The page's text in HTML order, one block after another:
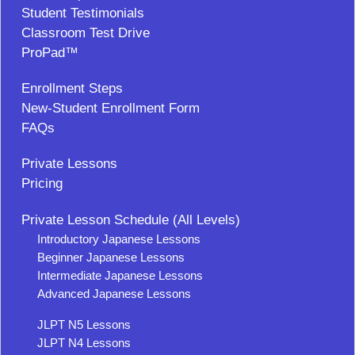
Student Testimonials
Classroom Test Drive
ProPad™
Enrollment Steps
New-Student Enrollment Form
FAQs
Private Lessons
Pricing
Private Lesson Schedule (All Levels)
Introductory Japanese Lessons
Beginner Japanese Lessons
Intermediate Japanese Lessons
Advanced Japanese Lessons
JLPT N5 Lessons
JLPT N4 Lessons